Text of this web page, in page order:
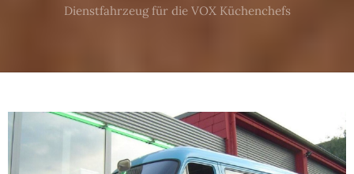
Dienstfahrzeug für die VOX Küchenchefs